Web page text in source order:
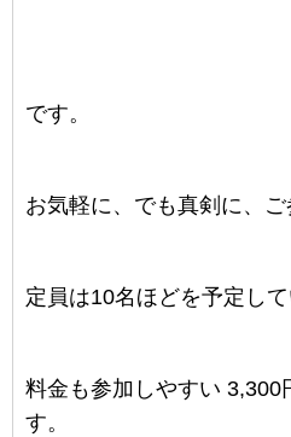
です。
お気軽に、でも真剣に、ご
定員は10名ほどを予定して
料金も参加しやすい 3,300
す。